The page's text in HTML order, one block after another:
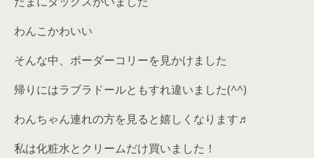
わんこかわいい
そんな中、ボーダーコリーを見かけました
帰りにはラブラドールともすれ違いました(^^)
わんちゃん連れの方を見ると嬉しくなります♬
私は化粧水とクリームだけ買いました！